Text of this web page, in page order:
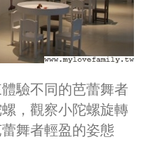
驗不同的芭蕾舞者
，觀察小陀螺旋轉
舞者輕盈的姿態